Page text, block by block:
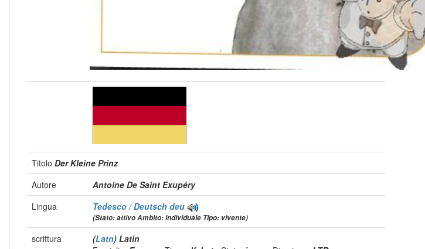
Titolo Der Kleine Prinz
Autore
Antoine De Saint Exupéry
Lingua
Tedesco / Deutsch deu
(Stato: attivo Ambito: individuale Tipo: vivente)
scrittura (Latn) Latin